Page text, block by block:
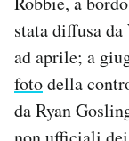
Hai bisogno
Esci
stata diffusa
ad aprile; a
fotodella
da Ryan